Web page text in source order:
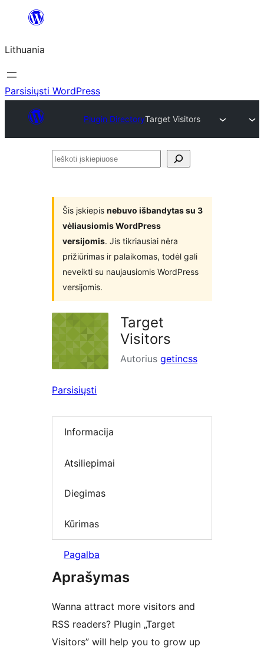
turinio
Lithuania
Parsisiųsti WordPress
Plugin DirectoryTarget Visitors
Ieškoti
Šis įskiepis nebuvo išbandytas su 3
vėliausiomis WordPress
versijomis. Jis tikriausiai nėra
prižiūrimas ir palaikomas, todėl gali
neveikti su naujausiomis WordPress
versijomis.
Target
Visitors
Autorius getincss
Parsisiųsti
Informacija
Atsiliepimai
Diegimas
Kūrimas
Pagalba
Aprašymas
Wanna attract more visitors and
RSS readers? Plugin „Target
Visitors” will help you to grow up